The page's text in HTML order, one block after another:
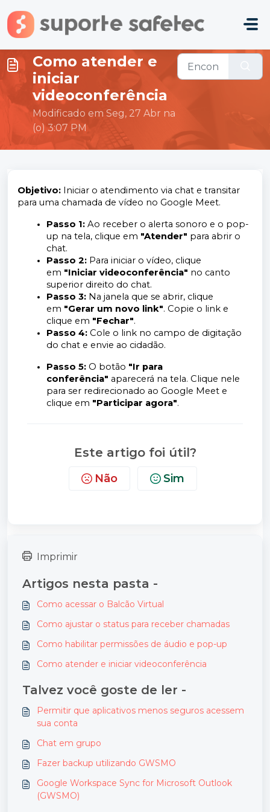
Ir para o conteúdo principal
Como atender e
iniciar
videoconferência
Modificado em Seg, 27 Abr na
(o) 3:07 PM
Objetivo: Iniciar o atendimento via chat e transitar
para uma chamada de vídeo no Google Meet.
Passo 1: Ao receber o alerta sonoro e o pop-
up na tela, clique em "Atender" para abrir o
chat.
Passo 2: Para iniciar o vídeo, clique
em "Iniciar videoconferência" no canto
superior direito do chat.
Passo 3: Na janela que se abrir, clique
em "Gerar um novo link". Copie o link e
clique em "Fechar".
Passo 4: Cole o link no campo de digitação
do chat e envie ao cidadão.
Passo 5: O botão "Ir para
conferência" aparecerá na tela. Clique nele
para ser redirecionado ao Google Meet e
clique em "Participar agora".
Este artigo foi útil?
Não Sim
Imprimir
Artigos nesta pasta -
Como acessar o Balcão Virtual
Como ajustar o status para receber chamadas
Como habilitar permissões de áudio e pop-up
Como atender e iniciar videoconferência
Talvez você goste de ler -
Permitir que aplicativos menos seguros acessem
sua conta
Chat em grupo
Fazer backup utilizando GWSMO
Google Workspace Sync for Microsoft Outlook
(GWSMO)